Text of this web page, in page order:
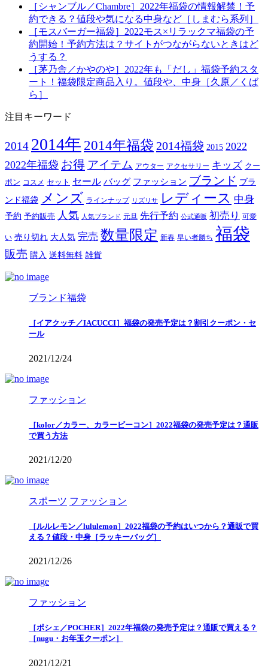
［シャンブル／Chambre］2022年福袋の情報解禁！予
約できる？値段や気になる中身など［しまむら系列］
［モスバーガー福袋］2022モス×リラックマ福袋の予
約開始！予約方法は？サイトがつながらないときはど
うする？
［茅乃舎／かやのや］2022年も「だし」福袋予約スタ
ート！福袋限定商品入り。値段や、中身［久原／くば
ら］
注目キーワード
2014 2014年 2014年福袋 2014福袋 2015 2022
2022年福袋 お得 アイテム アウター アクセサリー キッズ クー
ポン コスメ セット セール バッグ ファッション ブランド ブラ
ンド福袋 メンズ ラインナップ リズリサ レディース 中身
予約 予約販売 人気 人気ブランド 元旦 先行予約 公式通販 初売り 可愛
い 売り切れ 大人気 完売 数量限定 新春 早い者勝ち 福袋
販売 購入 送料無料 雑貨
ブランド福袋
［イアクッチ／IACUCCI］福袋の発売予定は？割引クーポン・セ
ール
2021/12/24
ファッション
［kolor／カラー、カラービーコン］2022福袋の発売予定は？通販
で買う方法
2021/12/20
スポーツ ファッション
［ルルレモン／lululemon］2022福袋の予約はいつから？通販で買
える？値段・中身［ラッキーバッグ］
2021/12/26
ファッション
［ポシェ／POCHER］2022年福袋の発売予定は？通販で買える？
［nugu・お年玉クーポン］
2021/12/21